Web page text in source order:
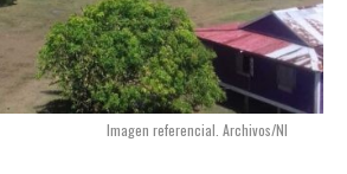
Imagen referencial. Archivos/NI